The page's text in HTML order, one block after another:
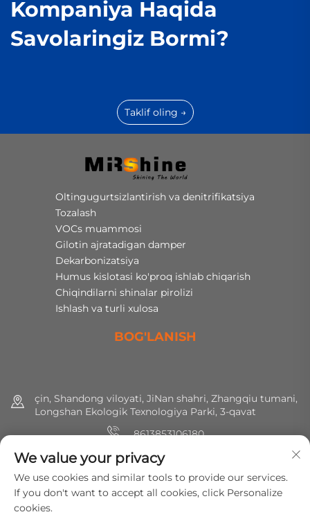
Kompaniya Haqida
Savolaringiz Bormi?
Taklif oling →
Oltingugurtsizlantirish va denitrifikatsiya
Tozalash
VOCs muammosi
Gilotin ajratadigan damper
Dekarbonizatsiya
Humus kislotasi ko'proq ishlab chiqarish
Chiqindilarni shinalar pirolizi
Ishlash va turli xulosa
BOG'LANISH
çin, Shandong viloyati, JiNan shahri, Zhangqiu tumani,
Longshan Ekologik Texnologiya Parki, 3-qavat
8613853106180
+86 (0) 531 8891 0288
[email protected]
We value your privacy
We use cookies and similar tools to provide our services.
If you don't want to accept all cookies, click Personalize
cookies.